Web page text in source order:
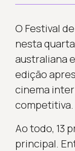
O Festival
nesta
australiana
edição
cinema
competitiva.
Ao todo, 13
principal.